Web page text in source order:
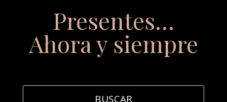
Presentes…
Ahora y siempre